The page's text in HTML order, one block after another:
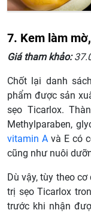
7. Kem làm
Giá tham khảo:
Chốt lại danh
phẩm được sản
sẹo Ticarlox.
Methylparaben,
vitamin A và E có
cũng như nuôi
Dù vậy, tùy theo
trị sẹo Ticarlox
trước khi nhận